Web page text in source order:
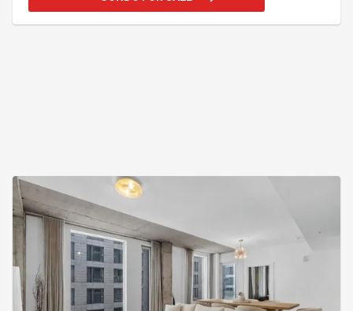
avec une entrée rénové. Emplacement de choix à